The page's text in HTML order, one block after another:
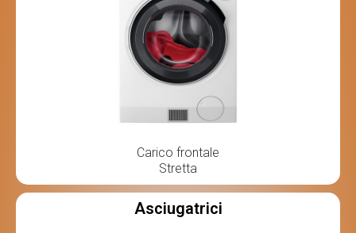
Carico frontale
Stretta
Asciugatrici